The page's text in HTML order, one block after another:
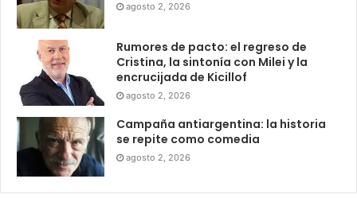
agosto 2, 2026
Rumores de pacto: el regreso de
Cristina, la sintonía con Milei y la
encrucijada de Kicillof
agosto 2, 2026
Campaña antiargentina: la historia
se repite como comedia
agosto 2, 2026